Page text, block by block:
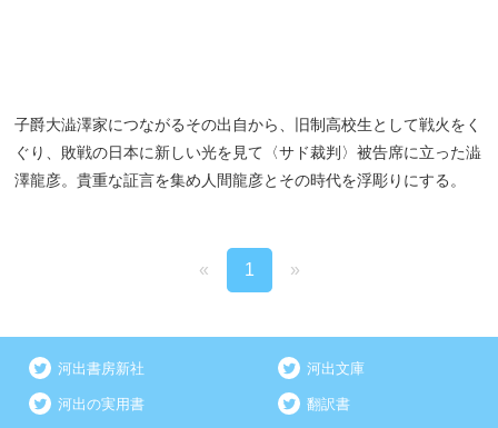
子爵大澁澤家につながるその出自から、旧制高校生として戦火をく
ぐり、敗戦の日本に新しい光を見て〈サド裁判〉被告席に立った澁
澤龍彦。貴重な証言を集め人間龍彦とその時代を浮彫りにする。
« 1 »
河出書房新社 河出文庫
河出の実用書 翻訳書